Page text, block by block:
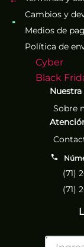
Cambios y
Medios de
Política de
Cyber
Black
Sobre
(71)
(71)